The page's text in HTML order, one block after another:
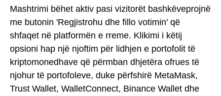
Mashtrimi bëhet aktiv pasi vizitorët bashkëveprojnë
me butonin 'Regjistrohu dhe fillo votimin' që
shfaqet në platformën e rreme. Klikimi i këtij
opsioni hap një njoftim për lidhjen e portofolit të
kriptomonedhave që përmban dhjetëra ofrues të
njohur të portofoleve, duke përfshirë MetaMask,
Trust Wallet, WalletConnect, Binance Wallet dhe